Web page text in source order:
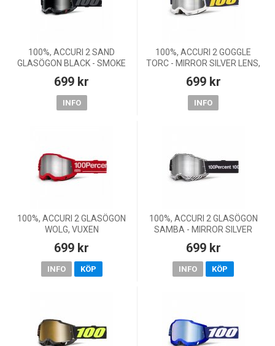
100%, ACCURI 2 SAND
GLASÖGON BLACK - SMOKE
699 kr
INFO
100%, ACCURI 2 GOGGLE
TORC - MIRROR SILVER LENS,
699 kr
INFO
100%, ACCURI 2 GLASÖGON
WOLG, VUXEN
699 kr
INFO KÖP
100%, ACCURI 2 GLASÖGON
SAMBA - MIRROR SILVER
699 kr
INFO KÖP